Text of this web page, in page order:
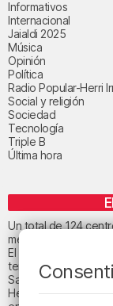
Informativos
Internacional
Jaialdi 2025
Música
Opinión
Política
Radio Popular-Herri
Social y religión
Sociedad
Tecnología
Triple B
Última hora
Un total de 124
mejoras con una
El tiempo este
temperaturas
San Juan de
Heridas dos